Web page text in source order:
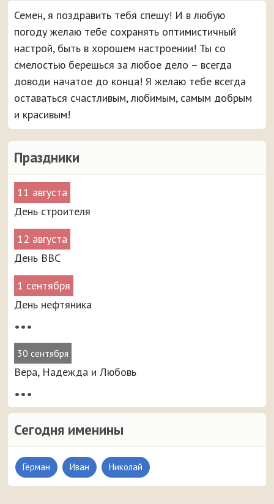
Праздники
11 августа
День строителя
12 августа
День ВВС
1 сентября
День нефтяника
•••
30 сентября
Вера, Надежда и Любовь
•••
Сегодня именины
Герман Иван Николай
Семен, я поздравить тебя спешу! И в любую
погоду желаю тебе сохранять оптимистичный
настрой, быть в хорошем настроении! Ты со
смелостью берешься за любое дело – всегда
доводи начатое до конца! Я желаю тебе всегда
оставаться счастливым, любимым, самым добрым
и красивым!